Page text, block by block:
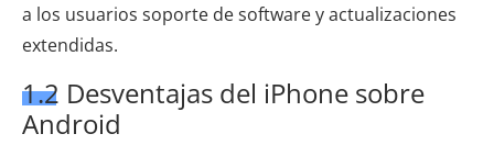
a los usuarios soporte de software y actualizaciones
extendidas.
1.2 Desventajas del iPhone sobre
Android